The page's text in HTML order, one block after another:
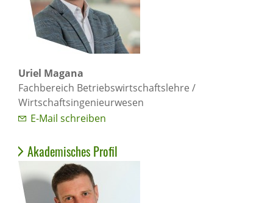
Uriel Magana
Fachbereich Betriebswirtschaftslehre /
Wirtschaftsingenieurwesen
E-Mail schreiben
Akademisches Profil